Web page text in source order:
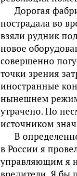
Дорогая
пострадала во
взяли рудник
новое
совершенно
точки зрения
иностранные
нынешнем
утрачено. Но
источником
В
в России я
управляющим я